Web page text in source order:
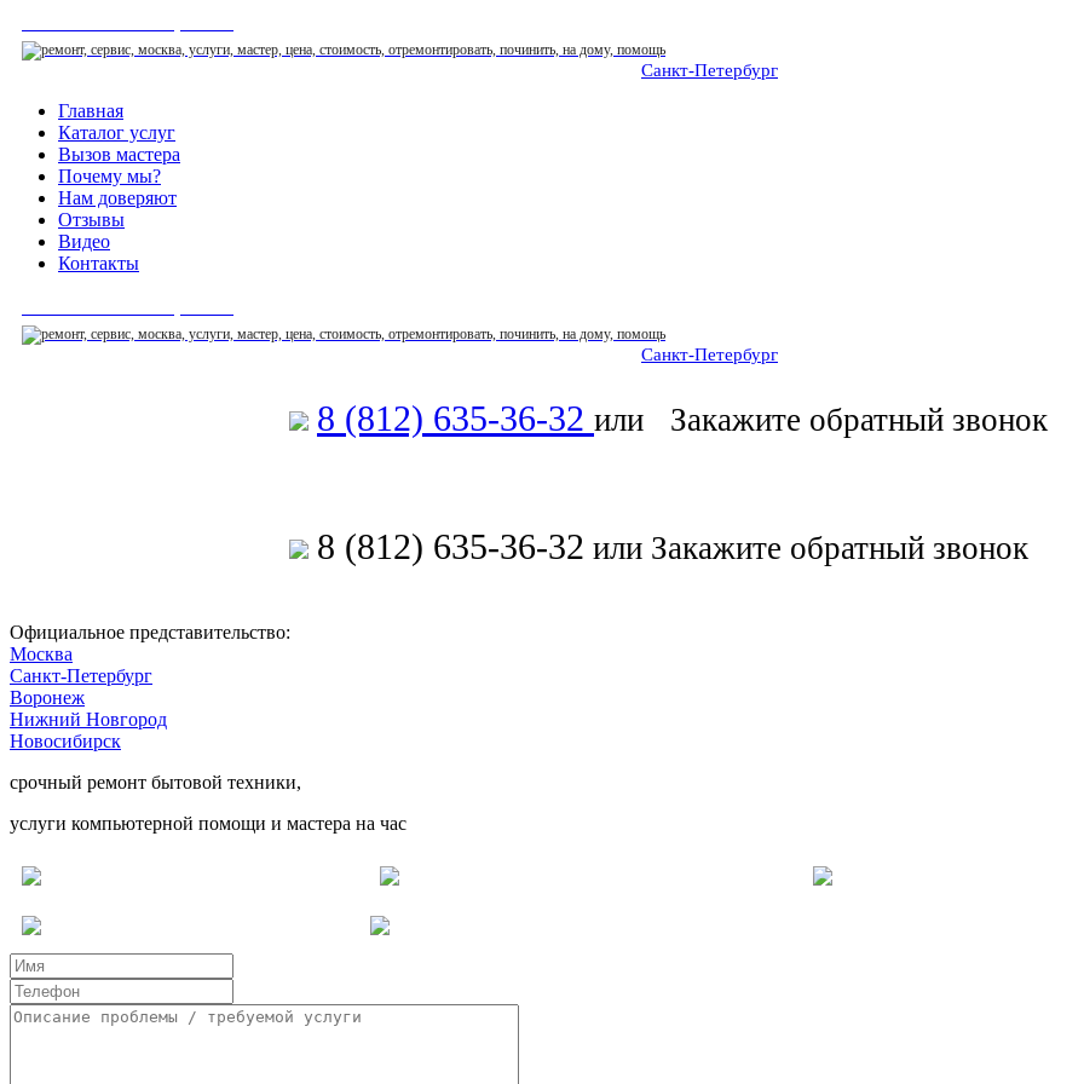
Санкт-Петербург
Главная
Каталог услуг
Вызов мастера
Почему мы?
Нам доверяют
Отзывы
Видео
Контакты
Санкт-Петербург
8 (812) 635-36-32 или Закажите обратный звонок
8 (812) 635-36-32 или Закажите обратный звонок
Официальное представительство:
Москва
Санкт-Петербург
Воронеж
Нижний Новгород
Новосибирск
срочный ремонт бытовой техники,
услуги компьютерной помощи и мастера на час